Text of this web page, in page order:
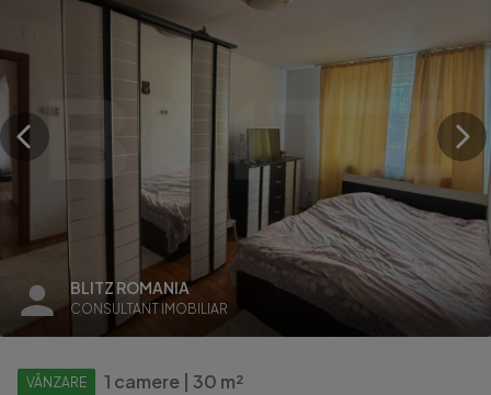
BLITZ ROMANIA
CONSULTANT IMOBILIAR
VÂNZARE 1 camere | 30 m²